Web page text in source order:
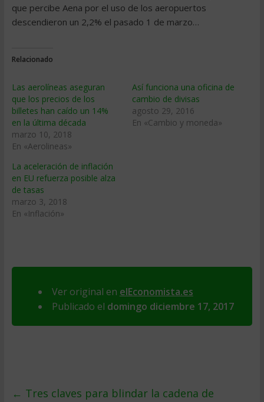
que percibe Aena por el uso de los aeropuertos
descendieron un 2,2% el pasado 1 de marzo…
Relacionado
Las aerolíneas aseguran
que los precios de los
billetes han caído un 14%
en la última década
marzo 10, 2018
En «Aerolineas»
Así funciona una oficina de
cambio de divisas
agosto 29, 2016
En «Cambio y moneda»
La aceleración de inflación
en EU refuerza posible alza
de tasas
marzo 3, 2018
En «Inflación»
Ver original en elEconomista.es
Publicado el domingo diciembre 17, 2017
← Tres claves para blindar la cadena de